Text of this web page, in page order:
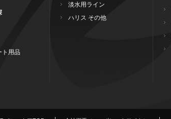
ト用品
淡水用ライン
ハリス その他